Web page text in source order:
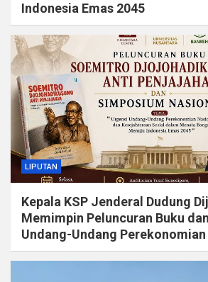
Indonesia Emas 2045
LIPUTAN
Kepala KSP Jenderal Dudung
Memimpin Peluncuran Buku
Undang-Undang Perekonomian